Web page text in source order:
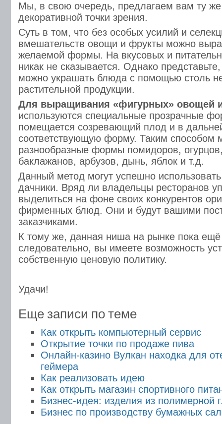
Мы, в свою очередь, предлагаем вам ту
декоративной точки зрения.
Суть в том, что без особых усилий и
вмешательств овощи и фрукты можно
желаемой формы. На вкусовых и
никак не сказывается. Однако
можно украшать блюда с помощью столь
растительной продукции.
Для выращивания «фигурных» овощей
используются специальные прозрачные
помещается созревающий плод и в
соответствующую форму. Таким способом
разнообразные формы помидоров,
баклажанов, арбузов, дынь, яблок и т.д.
Данный метод могут успешно
дачники. Вряд ли владельцы ресторанов
выделиться на фоне своих конкурентов
фирменных блюд. Они и будут вашими
заказчиками.
К тому же, данная ниша на рынке пока
следовательно, вы имеете возможность
собственную ценовую политику.
Удачи!
Еще записи по теме
Как открыть компьютерный сервис
Открытие точки по продаже пива
Онлайн-казино Вулкан находка для
геймера
Как реализовать идею
Как открыть магазин спортивного
Бизнес-идея: изделия из полимерной
Бизнес по производству бумажных